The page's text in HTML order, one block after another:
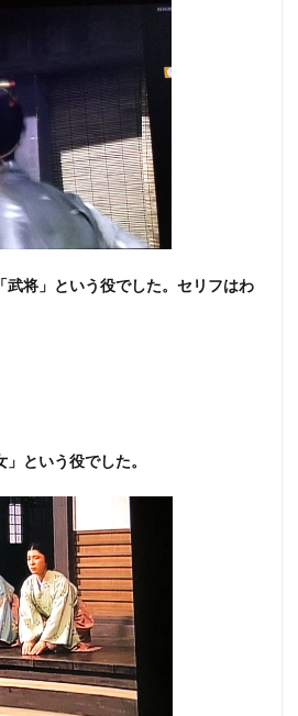
将」という役でした。セリフはわ
という役でした。